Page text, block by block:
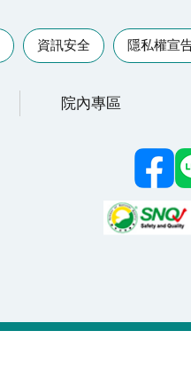
資訊安全 隱私權宣
院內專區